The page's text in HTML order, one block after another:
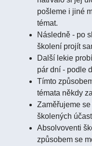
pošleme i jiné
témat.
Následně - po
školení projít
Další lekie
pár dní - podle
Tímto
témata někdy
Zaměřujeme
školených
Absolvoventi
způsobem se